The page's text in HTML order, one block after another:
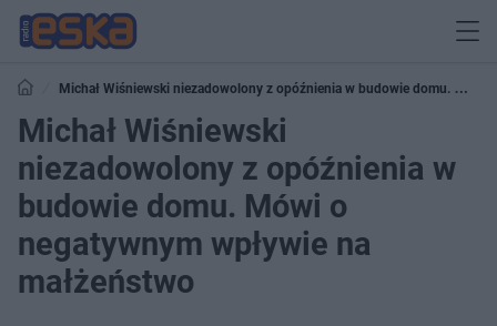
Michał Wiśniewski niezadowolony z opóźnienia w budowie domu. Mówi
o negatywnym wpływie na małżeństwo
Michał Wiśniewski
niezadowolony z opóźnienia w
budowie domu. Mówi o
negatywnym wpływie na
małżeństwo